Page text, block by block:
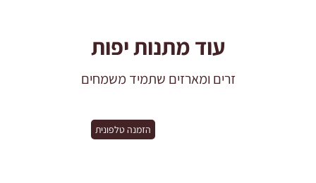
עוד מתנות יפות
זרים ומארזים שתמיד משמחים
הזמנה טלפונית